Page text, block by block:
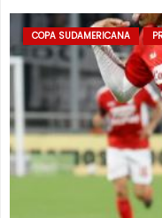
COPA SUDAMERICANA